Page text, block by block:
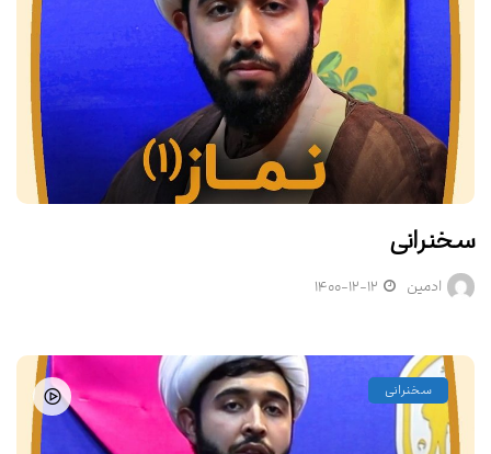
سخنرانی
ادمین ۱۴۰۰-۱۲-۱۲
سخنرانی